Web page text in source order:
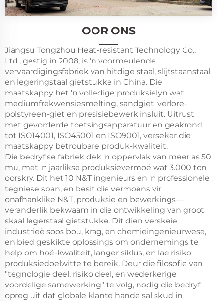
OOR ONS
Jiangsu Tongzhou Heat-resistant Technology Co.,
Ltd., gestig in 2008, is 'n voormeulende
vervaardigingsfabriek van hitdige staal, slijtstaanstaal
en legeringstaal gietstukke in China. Die
maatskappy het 'n volledige produksielyn wat
mediumfrekwensiesmelting, sandgiet, verlore-
polstyreen-giet en presisiebewerk insluit. Uitrust
met gevorderde toetsingsapparatuur en geakrond
tot ISO14001, ISO45001 en ISO9001, verseker die
maatskappy betroubare produk-kwaliteit.
Die bedryf se fabriek dek 'n oppervlak van meer as 50
mu, met 'n jaarlikse produksievermoë wat 3.000 ton
oorskry. Dit het 10 N&T ingenieurs en 'n professionele
tegniese span, en besit die vermoëns vir
onafhanklike N&T, produksie en bewerkings—
veranderlik bekwaam in die ontwikkeling van groot
skaal legerstaal gietstukke. Dit dien verskeie
industrieë soos bou, krag, en chemieingenieurwese,
en bied geskikte oplossings om ondernemings te
help om hoë-kwaliteit, langer siklus, en lae risiko
produksiedoelwitte te bereik. Deur die filosofie van
"tegnologie deel, risiko deel, en wederkerige
voordelige samewerking" te volg, nodig die bedryf
opreg uit dat globale klante hande sal skud in